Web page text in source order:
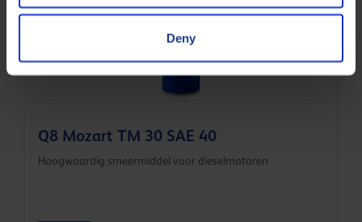
Deny
Q8 Mozart TM 30 SAE 40
Hoogwaardig smeermiddel voor dieselmotoren